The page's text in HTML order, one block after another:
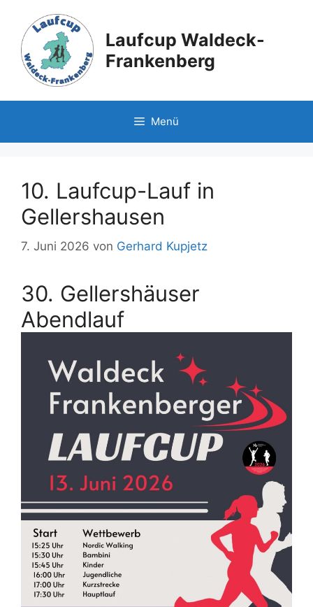
Inhalt
springen
Laufcup Waldeck-
Frankenberg
Menü
10. Laufcup-Lauf in
Gellershausen
7. Juni 2026 von Gerhard Kupjetz
30. Gellershäuser
Abendlauf